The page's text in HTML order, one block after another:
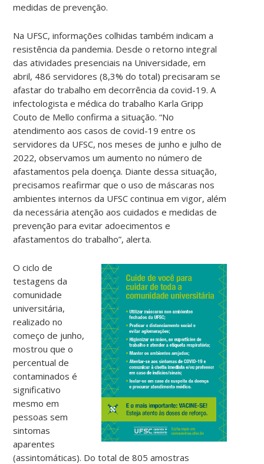
medidas de prevenção.
Na UFSC, informações colhidas também indicam a
resistência da pandemia. Desde o retorno integral
das atividades presenciais na Universidade, em
abril, 486 servidores (8,3% do total) precisaram se
afastar do trabalho em decorrência da covid-19. A
infectologista e médica do trabalho Karla Gripp
Couto de Mello confirma a situação. “No
atendimento aos casos de covid-19 entre os
servidores da UFSC, nos meses de junho e julho de
2022, observamos um aumento no número de
afastamentos pela doença. Diante dessa situação,
precisamos reafirmar que o uso de máscaras nos
ambientes internos da UFSC continua em vigor, além
da necessária atenção aos cuidados e medidas de
prevenção para evitar adoecimentos e
afastamentos do trabalho”, alerta.
O ciclo de
testagens da
comunidade
universitária,
realizado no
começo de junho,
mostrou que o
percentual de
contaminados é
significativo
mesmo em
pessoas sem
sintomas
aparentes
(assintomáticas). Do total de 805 amostras